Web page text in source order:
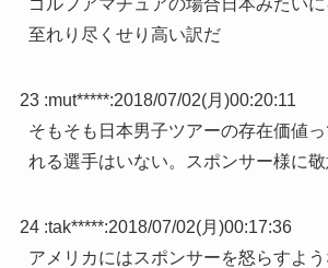
至れり尽くせり高い訳だ
23 :mut*****:2018/07/02(月)00:20:11
そもそも日本男子ツアーの存在価値
れる選手はいない。スポンサー様に敬
24 :tak*****:2018/07/02(月)00:17:36
アメリカにはスポンサーを怒らすよ